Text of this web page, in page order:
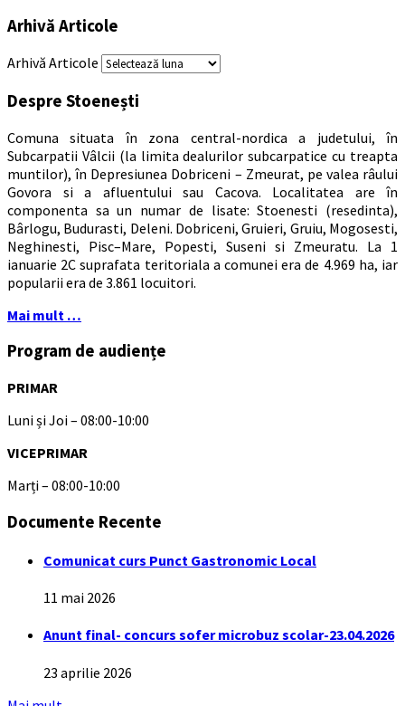
Arhivă Articole
Arhivă Articole
Despre Stoenești
Comuna situata în zona central-nordica a judetului, în
Subcarpatii Vâlcii (la limita dealurilor subcarpatice cu treapta
muntilor), în Depresiunea Dobriceni – Zmeurat, pe valea râului
Govora si a afluentului sau Cacova. Localitatea are în
componenta sa un numar de lisate: Stoenesti (resedinta),
Bârlogu, Budurasti, Deleni. Dobriceni, Gruieri, Gruiu, Mogosesti,
Neghinesti, Pisc–Mare, Popesti, Suseni si Zmeuratu. La 1
ianuarie 2C suprafata teritoriala a comunei era de 4.969 ha, iar
popularii era de 3.861 locuitori.
Mai mult …
Program de audiențe
PRIMAR
Luni și Joi – 08:00-10:00
VICEPRIMAR
Marți – 08:00-10:00
Documente Recente
Comunicat curs Punct Gastronomic Local
11 mai 2026
Anunt final- concurs sofer microbuz scolar-23.04.2026
23 aprilie 2026